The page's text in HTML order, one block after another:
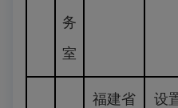
务
室
福建省
设